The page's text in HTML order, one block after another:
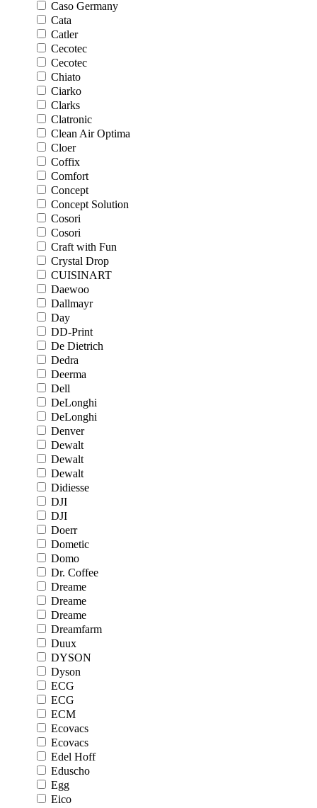
Caso Germany
Cata
Catler
Cecotec
Cecotec
Chiato
Ciarko
Clarks
Clatronic
Clean Air Optima
Cloer
Coffix
Comfort
Concept
Concept Solution
Cosori
Cosori
Craft with Fun
Crystal Drop
CUISINART
Daewoo
Dallmayr
Day
DD-Print
De Dietrich
Dedra
Deerma
Dell
DeLonghi
DeLonghi
Denver
Dewalt
Dewalt
Dewalt
Didiesse
DJI
DJI
Doerr
Dometic
Domo
Dr. Coffee
Dreame
Dreame
Dreame
Dreamfarm
Duux
DYSON
Dyson
ECG
ECG
ECM
Ecovacs
Ecovacs
Edel Hoff
Eduscho
Egg
Eico